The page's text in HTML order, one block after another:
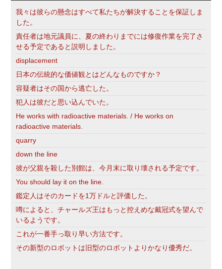
我々は彼らの懸念はすべて私たちが解決することを保証しま
した。
責任者は地元議員に、夏の終わりまでには修復作業を完了さ
せる予定であると説明しました。
displacement
日本の伝統的な価値観とはどんなものですか？
容疑者はその国から逃亡した。
犯人は彼だと思い込んでいた。
He works with radioactive materials. / He works on
radioactive materials.
quarry
down the line
彼が父親を殺した別館は、今月末に取り壊される予定です。
You should lay it on the line.
鑑定人はそのカードを1万ドルと評価した。
噂によると、チャールズ王はもっと控えめな戴冠式を望んで
いるようです。
これが一番手っ取り早い方法です。
その新型のロボットは旧型のロボットよりかなり優秀だ。